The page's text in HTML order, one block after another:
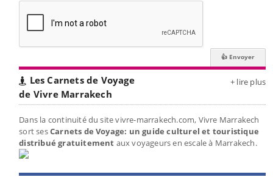
Les Carnets de Voyage
de Vivre Marrakech
+ lire plus
Dans la continuité du site vivre-marrakech.com, Vivre Marrakech
sort sesCarnets de Voyage: un guide culturel et touristique
distribué gratuitement aux voyageurs en escale à Marrakech.